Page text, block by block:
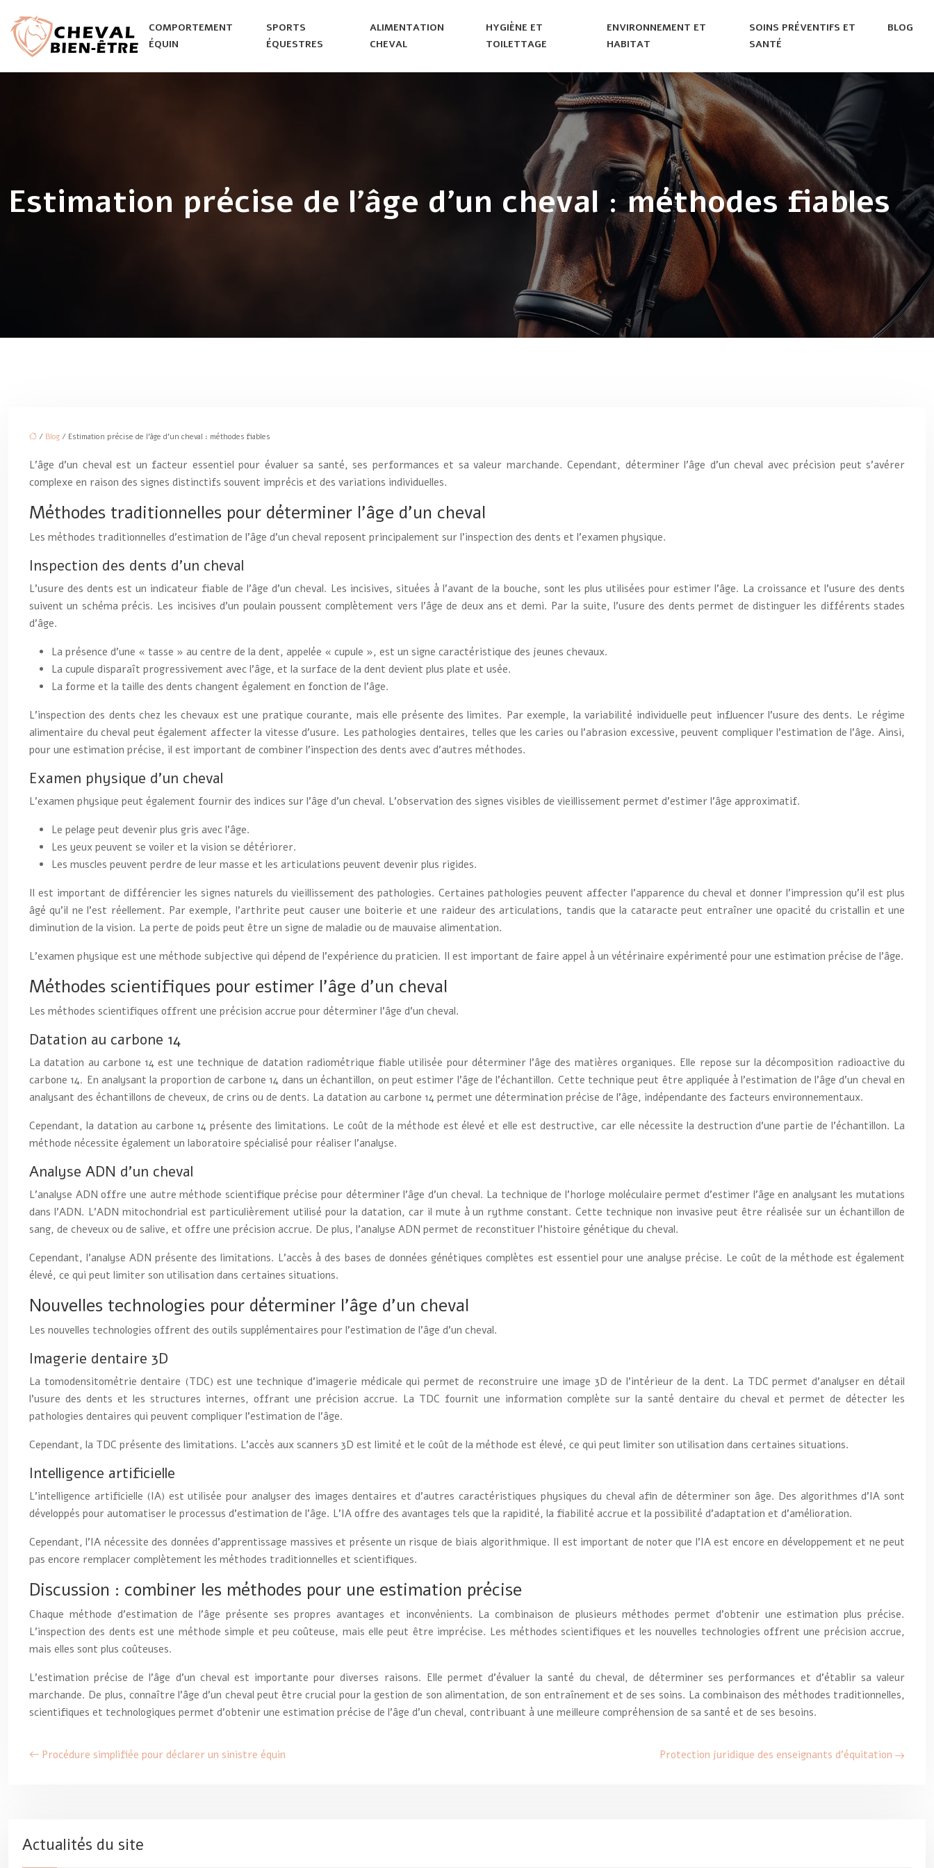
COMPORTEMENT
ÉQUIN
SPORTS
ÉQUESTRES
ALIMENTATION
CHEVAL
HYGIÈNE ET
TOILETTAGE
ENVIRONNEMENT ET
HABITAT
SOINS PRÉVENTIFS ET
SANTÉ
BLOG
Estimation précise de l’âge d’un cheval : méthodes fiables
/ Blog / Estimation précise de l’âge d’un cheval : méthodes fiables
L’âge d’un cheval est un facteur essentiel pour évaluer sa santé, ses performances et sa valeur marchande. Cependant, déterminer l’âge d’un cheval avec précision peut s’avérer
complexe en raison des signes distinctifs souvent imprécis et des variations individuelles.
Méthodes traditionnelles pour déterminer l’âge d’un cheval
Les méthodes traditionnelles d’estimation de l’âge d’un cheval reposent principalement sur l’inspection des dents et l’examen physique.
Inspection des dents d’un cheval
L’usure des dents est un indicateur fiable de l’âge d’un cheval. Les incisives, situées à l’avant de la bouche, sont les plus utilisées pour estimer l’âge. La croissance et l’usure des dents
suivent un schéma précis. Les incisives d’un poulain poussent complètement vers l’âge de deux ans et demi. Par la suite, l’usure des dents permet de distinguer les différents stades
d’âge.
La présence d’une « tasse » au centre de la dent, appelée « cupule », est un signe caractéristique des jeunes chevaux.
La cupule disparaît progressivement avec l’âge, et la surface de la dent devient plus plate et usée.
La forme et la taille des dents changent également en fonction de l’âge.
L’inspection des dents chez les chevaux est une pratique courante, mais elle présente des limites. Par exemple, la variabilité individuelle peut influencer l’usure des dents. Le régime
alimentaire du cheval peut également affecter la vitesse d’usure. Les pathologies dentaires, telles que les caries ou l’abrasion excessive, peuvent compliquer l’estimation de l’âge. Ainsi,
pour une estimation précise, il est important de combiner l’inspection des dents avec d’autres méthodes.
Examen physique d’un cheval
L’examen physique peut également fournir des indices sur l’âge d’un cheval. L’observation des signes visibles de vieillissement permet d’estimer l’âge approximatif.
Le pelage peut devenir plus gris avec l’âge.
Les yeux peuvent se voiler et la vision se détériorer.
Les muscles peuvent perdre de leur masse et les articulations peuvent devenir plus rigides.
Il est important de différencier les signes naturels du vieillissement des pathologies. Certaines pathologies peuvent affecter l’apparence du cheval et donner l’impression qu’il est plus
âgé qu’il ne l’est réellement. Par exemple, l’arthrite peut causer une boiterie et une raideur des articulations, tandis que la cataracte peut entraîner une opacité du cristallin et une
diminution de la vision. La perte de poids peut être un signe de maladie ou de mauvaise alimentation.
L’examen physique est une méthode subjective qui dépend de l’expérience du praticien. Il est important de faire appel à un vétérinaire expérimenté pour une estimation précise de l’âge.
Méthodes scientifiques pour estimer l’âge d’un cheval
Les méthodes scientifiques offrent une précision accrue pour déterminer l’âge d’un cheval.
Datation au carbone 14
La datation au carbone 14 est une technique de datation radiométrique fiable utilisée pour déterminer l’âge des matières organiques. Elle repose sur la décomposition radioactive du
carbone 14. En analysant la proportion de carbone 14 dans un échantillon, on peut estimer l’âge de l’échantillon. Cette technique peut être appliquée à l’estimation de l’âge d’un cheval en
analysant des échantillons de cheveux, de crins ou de dents. La datation au carbone 14 permet une détermination précise de l’âge, indépendante des facteurs environnementaux.
Cependant, la datation au carbone 14 présente des limitations. Le coût de la méthode est élevé et elle est destructive, car elle nécessite la destruction d’une partie de l’échantillon. La
méthode nécessite également un laboratoire spécialisé pour réaliser l’analyse.
Analyse ADN d’un cheval
L’analyse ADN offre une autre méthode scientifique précise pour déterminer l’âge d’un cheval. La technique de l’horloge moléculaire permet d’estimer l’âge en analysant les mutations
dans l’ADN. L’ADN mitochondrial est particulièrement utilisé pour la datation, car il mute à un rythme constant. Cette technique non invasive peut être réalisée sur un échantillon de
sang, de cheveux ou de salive, et offre une précision accrue. De plus, l’analyse ADN permet de reconstituer l’histoire génétique du cheval.
Cependant, l’analyse ADN présente des limitations. L’accès à des bases de données génétiques complètes est essentiel pour une analyse précise. Le coût de la méthode est également
élevé, ce qui peut limiter son utilisation dans certaines situations.
Nouvelles technologies pour déterminer l’âge d’un cheval
Les nouvelles technologies offrent des outils supplémentaires pour l’estimation de l’âge d’un cheval.
Imagerie dentaire 3D
La tomodensitométrie dentaire (TDC) est une technique d’imagerie médicale qui permet de reconstruire une image 3D de l’intérieur de la dent. La TDC permet d’analyser en détail
l’usure des dents et les structures internes, offrant une précision accrue. La TDC fournit une information complète sur la santé dentaire du cheval et permet de détecter les
pathologies dentaires qui peuvent compliquer l’estimation de l’âge.
Cependant, la TDC présente des limitations. L’accès aux scanners 3D est limité et le coût de la méthode est élevé, ce qui peut limiter son utilisation dans certaines situations.
Intelligence artificielle
L’intelligence artificielle (IA) est utilisée pour analyser des images dentaires et d’autres caractéristiques physiques du cheval afin de déterminer son âge. Des algorithmes d’IA sont
développés pour automatiser le processus d’estimation de l’âge. L’IA offre des avantages tels que la rapidité, la fiabilité accrue et la possibilité d’adaptation et d’amélioration.
Cependant, l’IA nécessite des données d’apprentissage massives et présente un risque de biais algorithmique. Il est important de noter que l’IA est encore en développement et ne peut
pas encore remplacer complètement les méthodes traditionnelles et scientifiques.
Discussion : combiner les méthodes pour une estimation précise
Chaque méthode d’estimation de l’âge présente ses propres avantages et inconvénients. La combinaison de plusieurs méthodes permet d’obtenir une estimation plus précise.
L’inspection des dents est une méthode simple et peu coûteuse, mais elle peut être imprécise. Les méthodes scientifiques et les nouvelles technologies offrent une précision accrue,
mais elles sont plus coûteuses.
L’estimation précise de l’âge d’un cheval est importante pour diverses raisons. Elle permet d’évaluer la santé du cheval, de déterminer ses performances et d’établir sa valeur
marchande. De plus, connaître l’âge d’un cheval peut être crucial pour la gestion de son alimentation, de son entraînement et de ses soins. La combinaison des méthodes traditionnelles,
scientifiques et technologiques permet d’obtenir une estimation précise de l’âge d’un cheval, contribuant à une meilleure compréhension de sa santé et de ses besoins.
Procédure simplifiée pour déclarer un sinistre équin Protection juridique des enseignants d’équitation
Actualités du site